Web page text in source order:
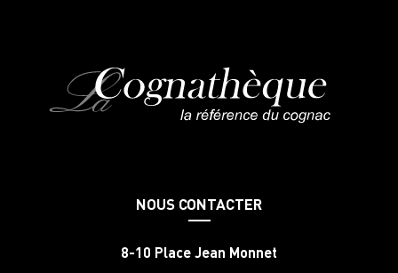
NOUS CONTACTER
8-10 Place Jean Monnet